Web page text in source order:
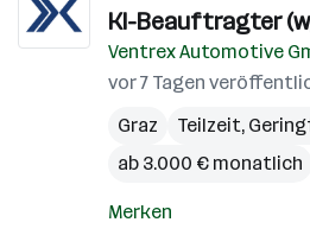
KI-Beauftragter
Ventrex Automotive
vor 7 Tagen
Graz
Teilzeit,
ab 3.000 € monatlich
Merken